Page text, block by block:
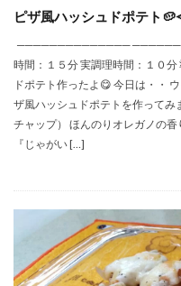
ピザ風ハッシュドポテト
──────────────
時間：１５分 実調理時間：１０
ドポテト作ったよ😋 今日は・・
ザ風ハッシュドポテトを作ってみ
チャップ） ほんのりオレガノの香
『じゃがい […]